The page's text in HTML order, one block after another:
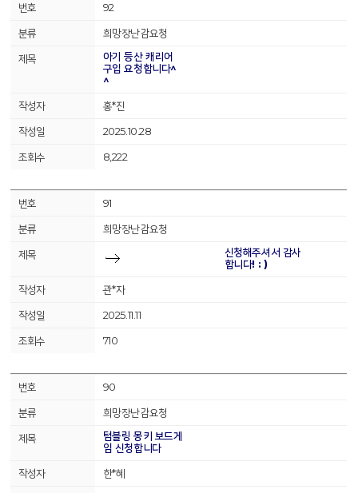
92
희망장난감요청
아기 등산 캐리어
구입 요청합니다^
^
홍*진
2025.10.28
8,222
91
희망장난감요청
신청해주셔서 감사
합니다! : )
관*자
2025.11.11
710
90
희망장난감요청
텀블링 몽키 보드게
임 신청합니다
한*혜